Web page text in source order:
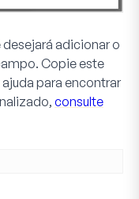
adicionar o
Copie este
para encontrar
consulte